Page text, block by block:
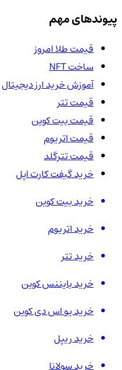
پیوندهای مهم
قیمت طلا امروز
ساخت NFT
آموزش خرید ارز دیجیتال
قیمت تتر
قیمت بیت کوین
قیمت اتریوم
قیمت تترگلد
خرید گیفت کارت اپل
خرید بیت کوین
خرید اتریوم
خرید تتر
خرید بایننس کوین
خرید یو اس دی کوین
خرید ریپل
خرید سولانا